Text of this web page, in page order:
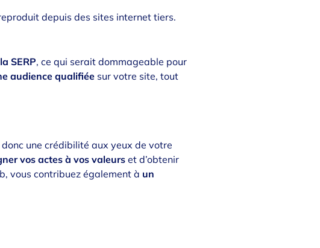
depuis des sites internet tiers.
SERP, ce qui serait dommageable pour
audience qualifiée sur votre site, tout
une crédibilité aux yeux de votre
vos actes à vos valeurs et d’obtenir
vous contribuez également à un